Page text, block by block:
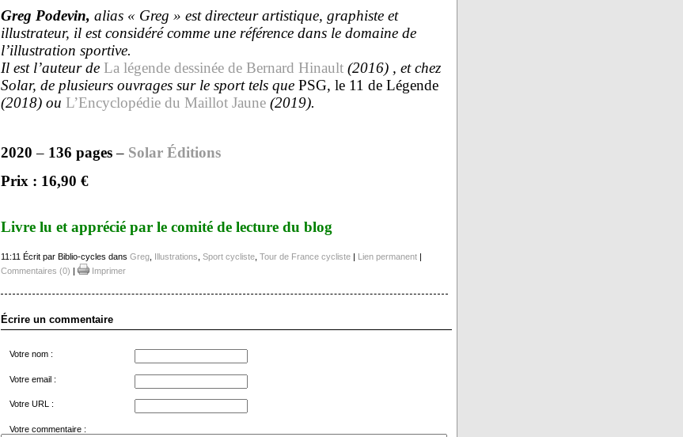
Greg Podevin, alias « Greg » est directeur artistique, graphiste et
illustrateur, il est considéré comme une référence dans le domaine de
l’illustration sportive.
Il est l’auteur de La légende dessinée de Bernard Hinault (2016) , et chez
Solar, de plusieurs ouvrages sur le sport tels que PSG, le 11 de Légende
(2018) ou L’Encyclopédie du Maillot Jaune (2019).
2020 – 136 pages– Solar Éditions
Prix : 16,90 €
Livre lu et apprécié par le comité de lecture du blog
11:11 Écrit par Biblio-cycles dans Greg, Illustrations Sport cycliste, Tour de France cycliste| Lien permanent|
Commentaires (0) | Imprimer
Écrire un commentaire
Votre nom :
Votre email :
Votre URL :
Votre commentaire :